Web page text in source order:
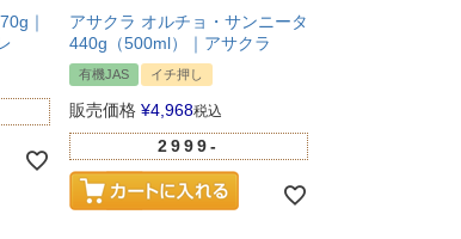
｜
アサクラ オルチョ・サンニータ
440g（500ml）｜アサクラ
有機JAS イチ押し
販売価格 ¥4,968税込
2999-